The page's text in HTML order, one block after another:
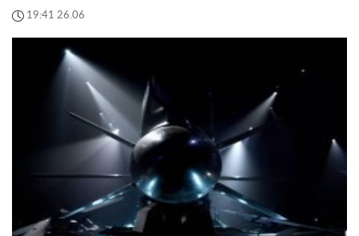
19:41 26.06